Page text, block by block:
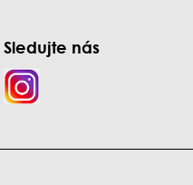
Sledujte nás